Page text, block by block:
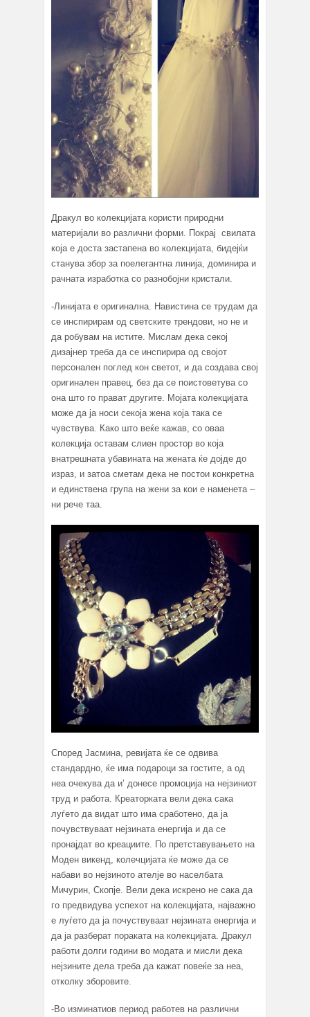
Дракул во колекцијата користи природни
материјали во различни форми. Покрај свилата
која е доста застапена во колекцијата, бидејќи
станува збор за поелегантна линија, доминира и
рачната изработка со разнобојни кристали.
-Линијата е оригинална. Навистина се трудам да
се инспирирам од светските трендови, но не и
да робувам на истите. Мислам дека секој
дизајнер треба да се инспирира од својот
персонален поглед кон светот, и да создава свој
оригинален правец, без да се поистоветува со
она што го прават другите. Мојата колекцијата
може да ја носи секоја жена која така се
чувствува. Како што веќе кажав, со оваа
колекција оставам слиен простор во која
внатрешната убавината на жената ќе дојде до
израз, и затоа сметам дека не постои конкретна
и единствена група на жени за кои е наменета –
ни рече таа.
Според Јасмина, ревијата ќе се одвива
стандардно, ќе има подароци за гостите, а од
неа очекува да и’ донесе промоција на нејзиниот
труд и работа. Креаторката вели дека сака
луѓето да видат што има сработено, да ја
почувствуваат нејзината енергија и да се
пронајдат во креациите. По претставувањето на
Моден викенд, колечцијата ќе може да се
набави во нејзиното ателје во населбата
Мичурин, Скопје. Вели дека искрено не сака да
го предвидува успехот на колекцијата, најважно
е луѓето да ја почуствуваат нејзината енергија и
да ја разберат пораката на колекцијата. Дракул
работи долги години во модата и мисли дека
нејзините дела треба да кажат повеќе за неа,
отколку зборовите.
-Во изминатиов период работев на различни